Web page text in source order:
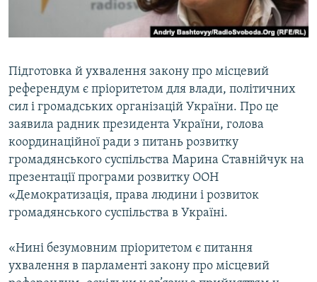
СВІДЧЕННЯ ОКУПАЦІЇ
УКРАЇНСЬКА ПРОБЛЕМА КРИМУ
Qırımtatar
Усі сайти RFE/RL
Підготовка й ухвалення закону про місцевий
референдум є пріоритетом для влади, політичних
сил і громадських організацій України. Про це
заявила радник президента України, голова
координаційної ради з питань розвитку
громадянського суспільства Марина Ставнійчук на
презентації програми розвитку ООН
«Демократизація, права людини і розвиток
громадянського суспільства в Україні.
«Нині безумовним пріоритетом є питання
ухвалення в парламенті закону про місцевий